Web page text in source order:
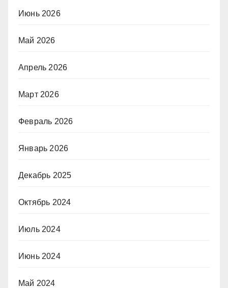
Июнь 2026
Май 2026
Апрель 2026
Март 2026
Февраль 2026
Январь 2026
Декабрь 2025
Октябрь 2024
Июль 2024
Июнь 2024
Май 2024